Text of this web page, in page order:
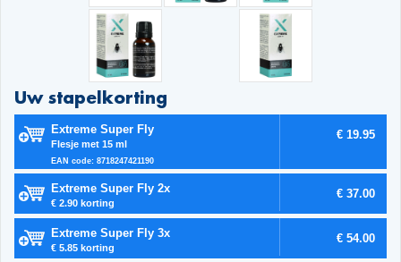
Uw stapelkorting
Extreme Super Fly
Flesje met 15 ml
EAN code: 8718247421190
€ 19.95
Extreme Super Fly 2x
€ 2.90 korting
€ 37.00
Extreme Super Fly 3x
€ 5.85 korting
€ 54.00